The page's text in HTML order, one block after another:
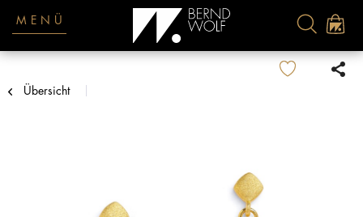
MENÜ
Übersicht